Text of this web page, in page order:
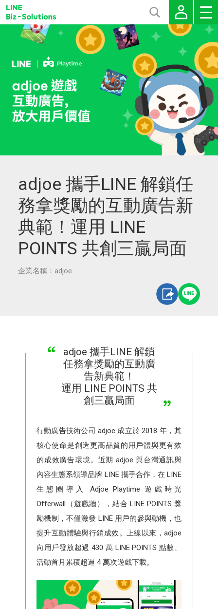
adjoe 攜手LINE 解鎖任
務拿獎勵的互動廣告新
典範！運用 LINE
POINTS 共創三贏局面
企業名稱：adjoe
adjoe 攜手LINE 解鎖
任務拿獎勵的互動廣
告新典範！
運用 LINE POINTS 共
創三贏局面
行動廣告技術公司 adjoe 成立於 2018 年，其
核心使命是創造更高品質的用戶體與更有效
的成效廣告環境。近期 adjoe 與台灣通訊與
內容生態系領導品牌 LINE 攜手合作，在 LINE
生態圈導入 Adjoe Playtime 遊戲時光
Offerwall（遊戲牆），結合 LINE POINTS 獎
勵機制，不僅激發 LINE 用戶的參與動機，也
提升互動體驗與行銷成效。上線以來，adjoe
向用戶發放超過 430 萬 LINE POINTS 點數、
活動首月累積超過 4 萬次遊戲下載。